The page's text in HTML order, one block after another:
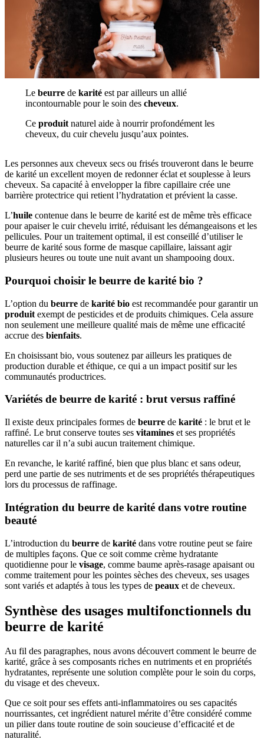
Le beurrede karitéest par ailleurs un allié
incontournable pour le soin des cheveux.
Ce produitnaturel aide à nourrir profondément les
cheveux, du cuir chevelu jusqu’aux pointes.
Les personnes aux cheveux secs ou frisés trouveront dans le beurre
de karité un excellent moyen de redonner éclat et souplesse à leurs
cheveux. Sa capacité à envelopper la fibre capillaire crée une
barrière protectrice qui retient l’hydratation et prévient la casse.
L’huile contenue dans le beurre de karité est de même très efficace
pour apaiser le cuir chevelu irrité, réduisant les démangeaisons et les
pellicules. Pour un traitement optimal, il est conseillé d’utiliser le
beurre de karité sous forme de masque capillaire, laissant agir
plusieurs heures ou toute une nuit avant un shampooing doux.
Pourquoi choisir le beurre de karité bio ?
L’option du beurre de karité bio est recommandée pour garantir un
produit exempt de pesticides et de produits chimiques. Cela assure
non seulement une meilleure qualité mais de même une efficacité
accrue des bienfaits.
En choisissant bio, vous soutenez par ailleurs les pratiques de
production durable et éthique, ce qui a un impact positif sur les
communautés productrices.
Variétés de beurre de karité : brut versus raffiné
Il existe deux principales formes de beurre de karité : le brut et le
raffiné. Le brut conserve toutes ses vitamines et ses propriétés
naturelles car il n’a subi aucun traitement chimique.
En revanche, le karité raffiné, bien que plus blanc et sans odeur,
perd une partie de ses nutriments et de ses propriétés thérapeutiques
lors du processus de raffinage.
Intégration du beurre de karité dans votre routine
beauté
L’introduction du beurre de karité dans votre routine peut se faire
de multiples façons. Que ce soit comme crème hydratante
quotidienne pour le visage, comme baume après-rasage apaisant ou
comme traitement pour les pointes sèches des cheveux, ses usages
sont variés et adaptés à tous les types de peaux et de cheveux.
Synthèse des usages multifonctionnels du
beurre de karité
Au fil des paragraphes, nous avons découvert comment le beurre de
karité, grâce à ses composants riches en nutriments et en propriétés
hydratantes, représente une solution complète pour le soin du corps,
du visage et des cheveux.
Que ce soit pour ses effets anti-inflammatoires ou ses capacités
nourrissantes, cet ingrédient naturel mérite d’être considéré comme
un pilier dans toute routine de soin soucieuse d’efficacité et de
naturalité.